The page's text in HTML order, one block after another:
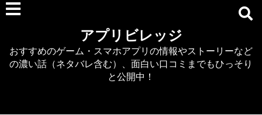
デタリキZ
アナザーエデン
アプリビレッジ
おすすめのゲーム・スマホアプリの情報やストーリーなど
の濃い話（ネタバレ含む）、面白い口コミまでもひっそり
と公開中！